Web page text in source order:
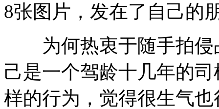
8张图片，发在了自己的
为何热衷于随手拍侵
己是一个驾龄十几年的
样的行为，觉得很生气也